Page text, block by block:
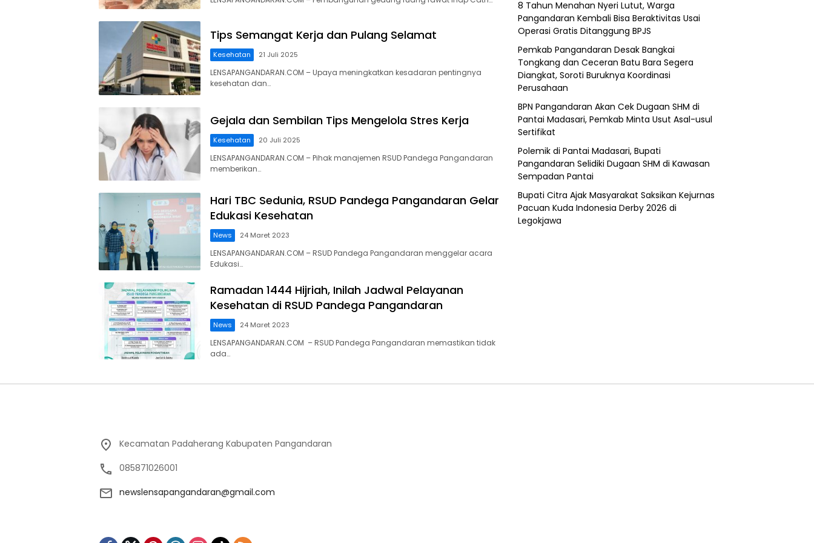
Tips Semangat Kerja dan Pulang Selamat
Kesehatan 21 Juli 2025
LENSAPANGANDARAN.COM – Upaya meningkatkan kesadaran pentingnya
kesehatan dan…
Gejala dan Sembilan Tips Mengelola Stres Kerja
Kesehatan 20 Juli 2025
LENSAPANGANDARAN.COM – Pihak manajemen RSUD Pandega Pangandaran
memberikan…
Hari TBC Sedunia, RSUD Pandega Pangandaran Gelar
Edukasi Kesehatan
News 24 Maret 2023
LENSAPANGANDARAN.COM – RSUD Pandega Pangandaran menggelar acara
Edukasi…
Ramadan 1444 Hijriah, Inilah Jadwal Pelayanan
Kesehatan di RSUD Pandega Pangandaran
News 24 Maret 2023
LENSAPANGANDARAN.COM – RSUD Pandega Pangandaran memastikan tidak
ada…
8 Tahun Menahan Nyeri Lutut, Warga
Pangandaran Kembali Bisa Beraktivitas Usai
Operasi Gratis Ditanggung BPJS
Pemkab Pangandaran Desak Bangkai
Tongkang dan Ceceran Batu Bara Segera
Diangkat, Soroti Buruknya Koordinasi
Perusahaan
BPN Pangandaran Akan Cek Dugaan SHM di
Pantai Madasari, Pemkab Minta Usut Asal-usul
Sertifikat
Polemik di Pantai Madasari, Bupati
Pangandaran Selidiki Dugaan SHM di Kawasan
Sempadan Pantai
Bupati Citra Ajak Masyarakat Saksikan Kejurnas
Pacuan Kuda Indonesia Derby 2026 di
Legokjawa
Kecamatan Padaherang Kabupaten Pangandaran
085871026001
newslensapangandaran@gmail.com